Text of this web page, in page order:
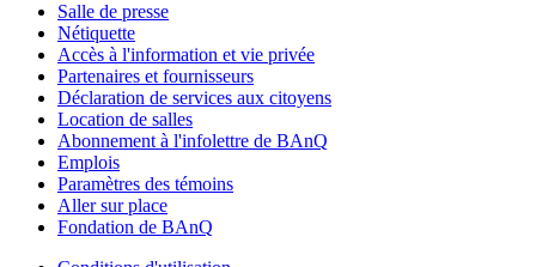
Salle de presse
Nétiquette
Accès à l'information et vie privée
Partenaires et fournisseurs
Déclaration de services aux citoyens
Location de salles
Abonnement à l'infolettre de BAnQ
Emplois
Paramètres des témoins
Aller sur place
Fondation de BAnQ